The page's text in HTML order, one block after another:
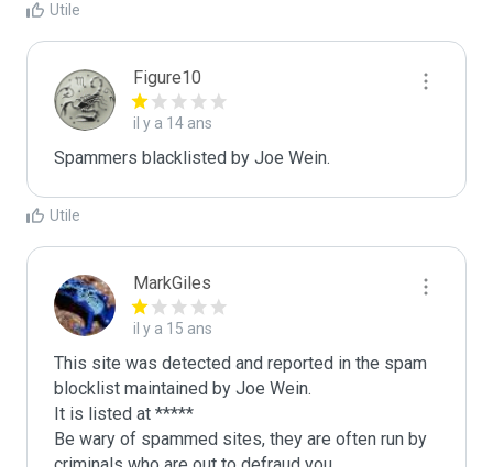
Utile
Figure10
il y a 14 ans
Spammers blacklisted by Joe Wein.
Utile
MarkGiles
il y a 15 ans
This site was detected and reported in the spam
blocklist maintained by Joe Wein.
It is listed at *****
Be wary of spammed sites, they are often run by